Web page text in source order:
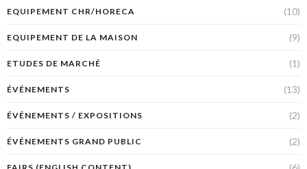
EQUIPEMENT CHR/HORECA (10)
EQUIPEMENT DE LA MAISON (9)
ETUDES DE MARCHÉ (1)
ÉVÉNEMENTS (13)
ÉVÉNEMENTS / EXPOSITIONS (2)
ÉVÉNEMENTS GRAND PUBLIC (2)